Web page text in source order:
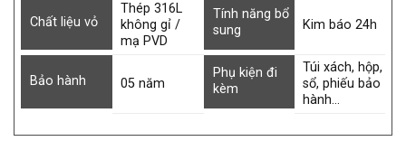
Chất liệu vỏ
Thép 316L
không gỉ /
mạ PVD
Tính năng bổ
sung
Kim báo 24h
Bảo hành 05 năm
Phụ kiện đi
kèm
Túi xách, hộp,
sổ, phiếu bảo
hành…